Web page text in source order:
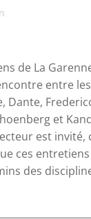
de La
entre
Dante,
et
est invité,
ces
des